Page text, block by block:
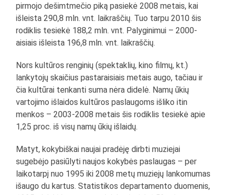
pirmojo dešimtmečio piką pasiekė 2008 metais, kai
išleista 290,8 mln. vnt. laikraščių. Tuo tarpu 2010 šis
rodiklis tesiekė 188,2 mln. vnt. Palyginimui – 2000-
aisiais išleista 196,8 mln. vnt. laikraščių.
Nors kultūros renginių (spektaklių, kino filmų, kt.)
lankytojų skaičius pastaraisiais metais augo, tačiau ir
čia kultūrai tenkanti suma nėra didelė. Namų ūkių
vartojimo išlaidos kultūros paslaugoms išliko itin
menkos – 2003-2008 metais šis rodiklis tesiekė apie
1,25 proc. iš visų namų ūkių išlaidų.
Matyt, kokybiškai naujai pradėję dirbti muziejai
sugebėjo pasiūlyti naujos kokybės paslaugas – per
laikotarpį nuo 1995 iki 2008 metų muziejų lankomumas
išaugo du kartus. Statistikos departamento duomenis,